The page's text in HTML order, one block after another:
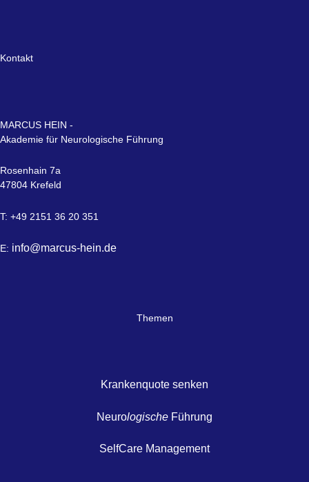
Kontakt
MARCUS HEIN -
Akademie für Neurologische Führung
Rosenhain 7a
47804 Krefeld
T: +49 2151 36 20 351
E: info@marcus-hein.de
Themen
Krankenquote senken
Neurologische Führung
SelfCare Management